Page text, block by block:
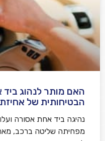
האם מותר לנהוג
הבטיחותית של
נהיגה ביד אחת אסורה
מפחיתה שליטה ברכב,